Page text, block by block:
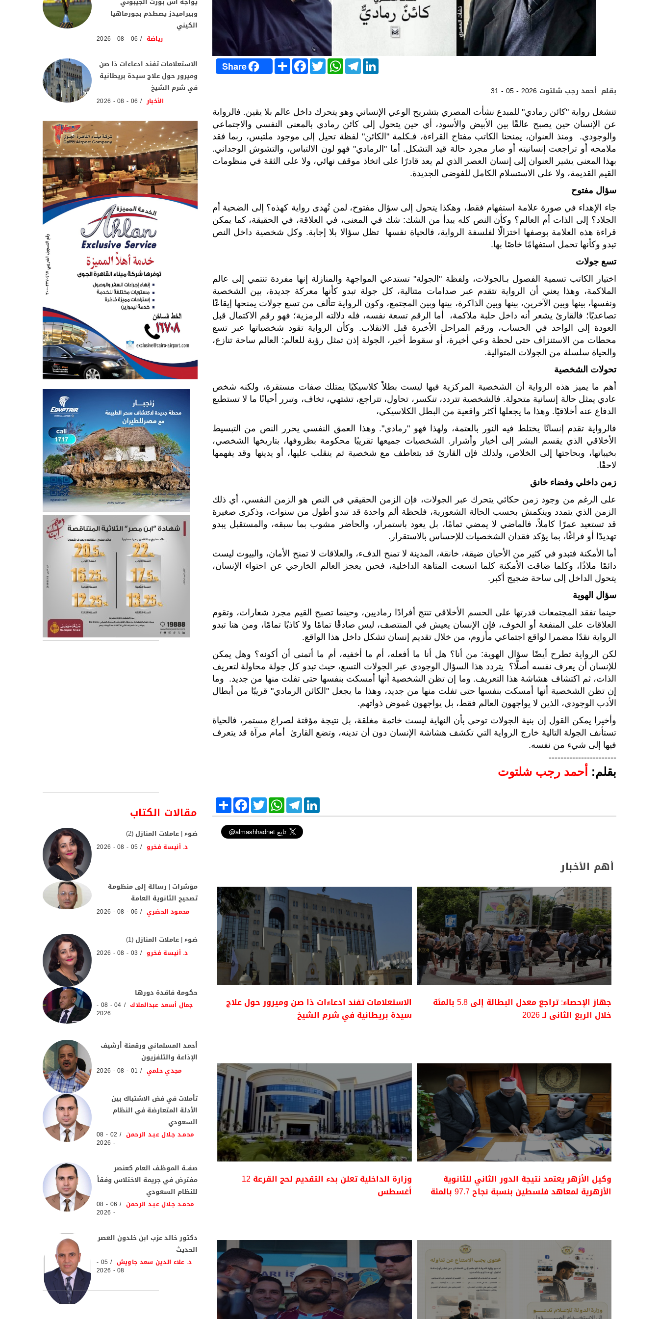
Share S
h
a
F
a
c
o
k
T
w
i
r
W
h
a
p
p
T
e
l
m
L
i
n
I
n
31 - 05 - 2026 بقلم: أحمد رجب شلتوت
تنشغل رواية "كائن رمادي" للمبدع نشأت المصري بتشريح الوعي الإنساني وهو يتحرك داخل عالم بلا يقين. فالرواية
عن الإنسان حين يصبح عالقًا بين الأبيض والأسود، أي حين يتحول إلى كائن رمادي بالمعنى النفسي والاجتماعي
والوجودي. ومنذ العنوان، يمنحنا الكاتب مفتاح القراءة، فـكلمة "الكائن" لفظة تحيل إلى موجود ملتبس، ربما فقد
ملامحه أو تراجعت إنسانيته أو صار مجرد حالة قيد التشكل. أما "الرمادي" فهو لون الالتباس، والتشوش الوجداني.
بهذا المعنى يشير العنوان إلى إنسان العصر الذي لم يعد قادرًا على اتخاذ موقف نهائي، ولا على الثقة في منظومات
القيم القديمة، ولا على الاستسلام الكامل للفوضى الجديدة.
سؤال مفتوح
جاء الإهداء في صورة علامة استفهام فقط، وهكذا يتحول إلى سؤال مفتوح، لمن تُهدى رواية كهذه؟ إلى الضحية أم
الجلاد؟ إلى الذات أم العالم؟ وكأن النص كله يبدأ من الشك: شك في المعنى، في العلاقة، في الحقيقة، كما يمكن
قراءة هذه العلامة بوصفها اختزالًا لفلسفة الرواية، فالحياة نفسها تظل سؤالا بلا إجابة. وكل شخصية داخل النص
تبدو وكأنها تحمل استفهامًا خاصًا بها.
تسع جولات
اختيار الكاتب تسمية الفصول بـالجولات، ولفظة "الجولة" تستدعي المواجهة والمنازلة إنها مفردة تنتمي إلى عالم
الملاكمة، وهذا يعني أن الرواية تتقدم عبر صدامات متتالية، كل جولة تبدو كأنها معركة جديدة، بين الشخصية
ونفسها، بينها وبين الآخرين، بينها وبين الذاكرة، بينها وبين المجتمع، وكون الرواية تتألف من تسع جولات يمنحها إيقاعًا
تصاعديًا؛ فالقارئ يشعر أنه داخل حلبة ملاكمة، أما الرقم تسعة نفسه، فله دلالته الرمزية؛ فهو رقم الاكتمال قبل
العودة إلى الواحد في الحساب، ورقم المراحل الأخيرة قبل الانقلاب. وكأن الرواية تقود شخصياتها عبر تسع
محطات من الاستنزاف حتى لحظة وعي أخيرة، أو سقوط أخير، الجولة إذن تمثل رؤية للعالم: العالم ساحة تنازع،
والحياة سلسلة من الجولات المتوالية.
تحولات الشخصية
أهم ما يميز هذه الرواية أن الشخصية المركزية فيها ليست بطلاً كلاسيكيًا يمتلك صفات مستقرة، ولكنه شخص
عادي يمثل حالة إنسانية متحولة. فالشخصية تتردد، تنكسر، تحاول، تتراجع، تشتهي، تخاف، وتبرر أحيانًا ما لا تستطيع
الدفاع عنه أخلاقيًا. وهذا ما يجعلها أكثر واقعية من البطل الكلاسيكي،
فالرواية تقدم إنسانًا يختلط فيه النور بالعتمة، ولهذا فهو "رمادي". وهذا العمق النفسي يحرر النص من التبسيط
الأخلاقي الذي يقسم البشر إلى أخيار وأشرار. الشخصيات جميعها تقريبًا محكومة بظروفها، بتاريخها الشخصي،
بخيباتها، وبحاجتها إلى الخلاص، ولذلك فإن القارئ قد يتعاطف مع شخصية ثم ينقلب عليها، أو يدينها وقد يفهمها
لاحقًا.
زمن داخلي وفضاء خانق
على الرغم من وجود زمن حكائي يتحرك عبر الجولات، فإن الزمن الحقيقي في النص هو الزمن النفسي، أي ذلك
الزمن الذي يتمدد وينكمش بحسب الحالة الشعورية، فلحظة ألم واحدة قد تبدو أطول من سنوات، وذكرى صغيرة
قد تستعيد عمرًا كاملاً، فالماضي لا يمضي تمامًا، بل يعود باستمرار، والحاضر مشوب بما سبقه، والمستقبل يبدو
تهديدًا أو فراغًا، بما يؤكد فقدان الشخصيات للإحساس بالاستقرار.
أما الأمكنة فتبدو في كثير من الأحيان ضيقة، خانقة، المدينة لا تمنح الدفء، والعلاقات لا تمنح الأمان، والبيوت ليست
دائمًا ملاذًا، وكلما ضاقت الأمكنة كلما اتسعت المتاهة الداخلية، فحين يعجز العالم الخارجي عن احتواء الإنسان،
يتحول الداخل إلى ساحة ضجيج أكبر.
سؤال الهوية
حينما تفقد المجتمعات قدرتها على الحسم الأخلاقي تنتج أفرادًا رماديين، وحينما تصبح القيم مجرد شعارات، وتقوم
العلاقات على المنفعة أو الخوف، فإن الإنسان يعيش في المنتصف، ليس صادقًا تمامًا ولا كاذبًا تمامًا، ومن هنا تبدو
الرواية نقدًا مضمرا لواقع اجتماعي مأزوم، من خلال تقديم إنسان تشكل داخل هذا الواقع.
لكن الرواية تطرح أيضًا سؤال الهوية: من أنا؟ هل أنا ما أفعله، أم ما أخفيه، أم ما أتمنى أن أكونه؟ وهل يمكن
للإنسان أن يعرف نفسه أصلًا؟ يتردد هذا السؤال الوجودي عبر الجولات التسع، حيث تبدو كل جولة محاولة لتعريف
الذات، ثم اكتشاف هشاشة هذا التعريف. وما إن تظن الشخصية أنها أمسكت بنفسها حتى تفلت منها من جديد. وما
إن تظن الشخصية أنها أمسكت بنفسها حتى تفلت منها من جديد، وهذا ما يجعل "الكائن الرمادي" قريبًا من أبطال
الأدب الوجودي، الذين لا يواجهون العالم فقط، بل يواجهون غموض ذواتهم.
وأخيرا يمكن القول إن بنية الجولات توحي بأن النهاية ليست خاتمة مغلقة، بل نتيجة مؤقتة لصراع مستمر، فالحياة
تستأنف الجولة التالية خارج الرواية التي تكشف هشاشة الإنسان دون أن تدينه، وتضع القارئ أمام مرآة قد يتعرف
فيها إلى شيء من نفسه.
-----------------------
بقلم: أحمد رجب شلتوت
S
h
a
r
e
F
a
c
e
b
o
T
w
i
t
t
e
W
h
a
t
s
A
T
e
l
e
g
r
L
i
n
أهم الأخبار
جهاز الإحصاء: تراجع معدل البطالة إلى 5.8 بالمئة
خلال الربع الثانى لـ 2026
الاستعلامات تفند ادعاءات ذا صن وميرور حول علاج
سيدة بريطانية في شرم الشيخ
وكيل الأزهر يعتمد نتيجة الدور الثاني للثانوية
الأزهرية لمعاهد فلسطين بنسبة نجاح 97.7 بالمئة
وزارة الداخلية تعلن بدء التقديم لحج القرعة 12
أغسطس
وبيراميدز يصطدم بجورماهيا
الكيني
رياضة 06 - 08 - 2026
الاستعلامات تفند ادعاءات ذا صن
وميرور حول علاج سيدة بريطانية
في شرم الشيخ
الأخبار 06 - 08 - 2026
مقالات الكتاب
ضوء | عاملات المنازل (2)
د. أنيسة فخرو 05 - 08 - 2026
مؤشرات | رسالة إلى منظومة
تصحيح الثانوية العامة
محمود الحضري 06 - 08 - 2026
ضوء | عاملات المنازل (1)
د. أنيسة فخرو 03 - 08 - 2026
حكومة فاقدة دورها
جمال أسعد عبدالملاك 04 - 08 -
2026
أحمد المسلماني ورقمنة أرشيف
الإذاعة والتلفزيون
مجدي حلمي 01 - 08 - 2026
تأملات في فض الاشتباك بين
الأدلة المتعارضة في النظام
السعودي
محمـد جـلال عبـد الرحمن 02 - 08
- 2026
صفــة الموظـف العام كعنصر
مفترض في جريمة الاختلاس وفقاً
للنظام السعودي
محمـد جـلال عبـد الرحمن 06 - 08
- 2026
دكتور خالد عزب ابن خلدون العصر
الحديث
د. علاء الدين سعد جاويش 05 -
08 - 2026